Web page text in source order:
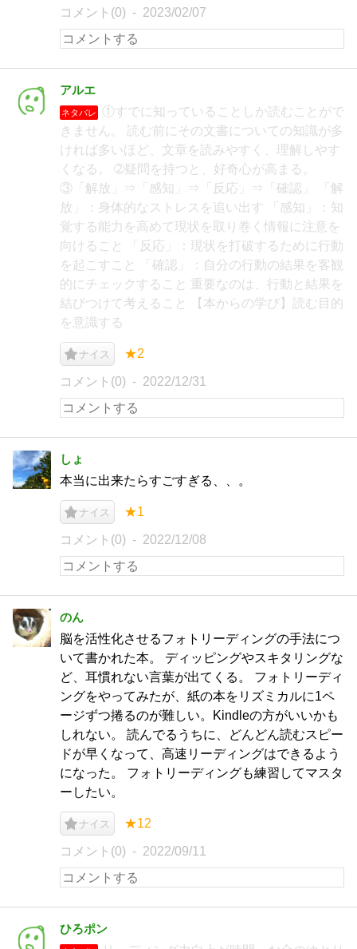
コメント(0) 2023/02/07
アルエ
ネタバレ
①すでに知っていることしか読むことがで
きません。 読む前にその文書についての知識が多
ければ多いほど、文章を読みやすく、理解しやす
くなる。 ➁疑問を持つと、好奇心が高まる。
③「解放」⇒「感知」⇒「反応」⇒「確認」 「解
放」：身体的なストレスを追い出す 「感知」：知
覚する能力を高めて現状を取り巻く情報に注意を
向けること 「反応」：現状を打破するために行動
を起こすこと 「確認」：自分の行動の結果を客観
的にチェックすること 重要なのは、行動と結果を
結びつけて考えること 【本からの学び】読む目的
を意識する
ナイス ★2
コメント(0) 2022/12/31
しょ
本当に出来たらすごすぎる、、。
ナイス ★1
コメント(0) 2022/12/08
のん
脳を活性化させるフォトリーディングの手法につ
いて書かれた本。 ディッピングやスキタリングな
ど、耳慣れない言葉が出てくる。 フォトリーディ
ングをやってみたが、紙の本をリズミカルに1ペ
ージずつ捲るのが難しい。Kindleの方がいいかも
しれない。 読んでるうちに、どんどん読むスピー
ドが早くなって、高速リーディングはできるよう
になった。 フォトリーディングも練習してマスタ
ーしたい。
ナイス ★12
コメント(0) 2022/09/11
ひろポン